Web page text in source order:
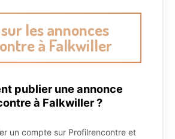
sur les annonces
à Falkwiller
publier une annonce
à Falkwiller ?
un compte sur Profilrencontre et